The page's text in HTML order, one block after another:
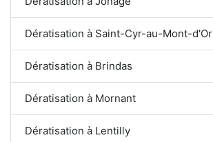
Dératisation à Saint-Cyr-au-Mont-d'Or
Dératisation à Brindas
Dératisation à Mornant
Dératisation à Lentilly